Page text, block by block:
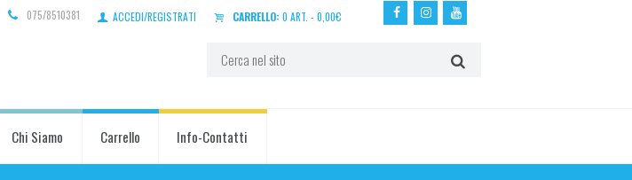
075/8510381 ACCEDI/REGISTRATI CARRELLO: 0 ART. - 0,00€
Chi Siamo Carrello Info-Contatti